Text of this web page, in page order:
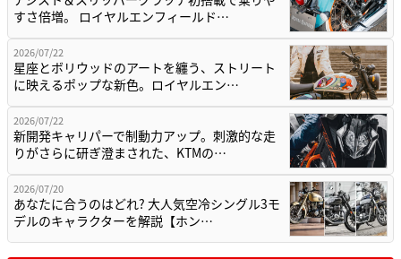
すさ倍増。 ロイヤルエンフィールド…
2026/07/22
星座とボリウッドのアートを纏う、ストリート
に映えるポップな新色。ロイヤルエン…
2026/07/22
新開発キャリパーで制動力アップ。刺激的な走
りがさらに研ぎ澄まされた、KTMの…
2026/07/20
あなたに合うのはどれ? 大人気空冷シングル3モ
デルのキャラクターを解説【ホン…